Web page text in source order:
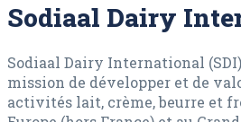
Sodiaal Dairy
Sodiaal Dairy International
mission de développer et de
activités lait, crème, beurre et